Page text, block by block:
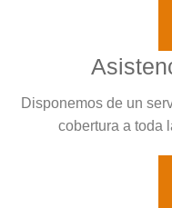
Disponemos de un
cobertura a toda